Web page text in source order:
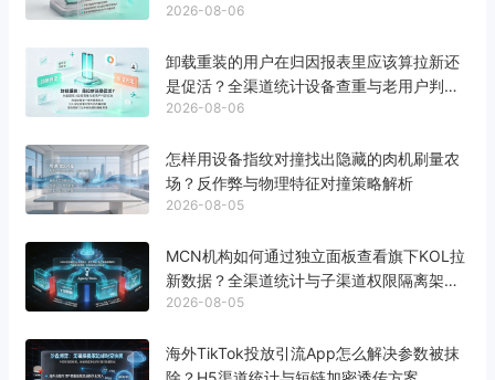
2026-08-06
卸载重装的用户在归因报表里应该算拉新还
是促活？全渠道统计设备查重与老用户判定
标准
2026-08-06
怎样用设备指纹对撞找出隐藏的肉机刷量农
场？反作弊与物理特征对撞策略解析
2026-08-05
MCN机构如何通过独立面板查看旗下KOL拉
新数据？全渠道统计与子渠道权限隔离架构
解析
2026-08-05
海外TikTok投放引流App怎么解决参数被抹